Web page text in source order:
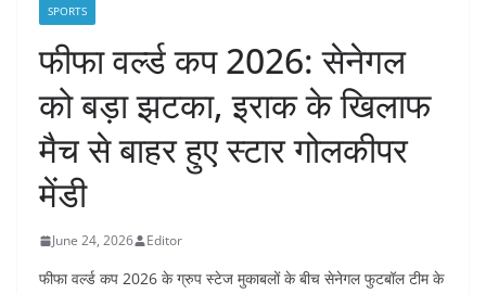
SPORTS
फीफा वर्ल्ड कप 2026: सेनेगल
को बड़ा झटका, इराक के खिलाफ
मैच से बाहर हुए स्टार गोलकीपर
मेंडी
June 24, 2026 Editor
फीफा वर्ल्ड कप 2026 के ग्रुप स्टेज मुकाबलों के बीच सेनेगल फुटबॉल टीम के